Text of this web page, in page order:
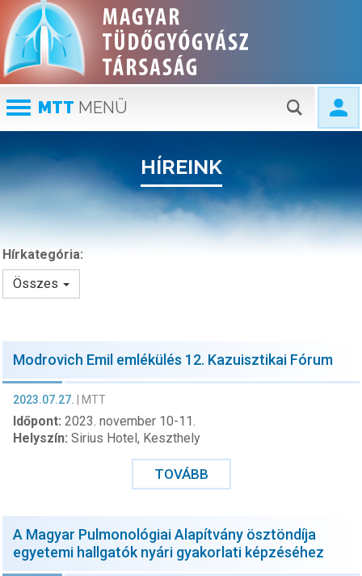
MTT MENÜ
HÍREINK
Hírkategória:
Összes
Modrovich Emil emlékülés 12. Kazuisztikai Fórum
2023.07.27. MTT
Időpont: 2023. november 10-11.
Helyszín: Sirius Hotel, Keszthely
TOVÁBB
A Magyar Pulmonológiai Alapítvány ösztöndíja
egyetemi hallgatók nyári gyakorlati képzéséhez